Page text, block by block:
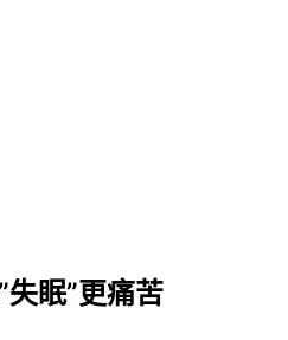
失眠”更痛苦